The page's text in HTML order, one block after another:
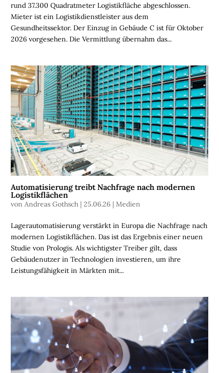
E
N
L
I
S
T
I
K
R
E
G
I
O
N
E
N
B
R
A
N
C
E
F
N
D
S
rund 37.300 Quadratmeter Logistikfläche abgeschlossen.
Mieter ist ein Logistikdienstleister aus dem
Gesundheitssektor. Der Einzug in Gebäude C ist für Oktober
2026 vorgesehen. Die Vermittlung übernahm das...
Automatisierung treibt Nachfrage nach modernen
Logistikflächen
vonAndreas Gothsch |25.06.26 |Medien
Lagerautomatisierung verstärkt in Europa die Nachfrage nach
modernen Logistikflächen. Das ist das Ergebnis einer neuen
Studie von Prologis. Als wichtigster Treiber gilt, dass
Gebäudenutzer in Technologien investieren, um ihre
Leistungsfähigkeit in Märkten mit...